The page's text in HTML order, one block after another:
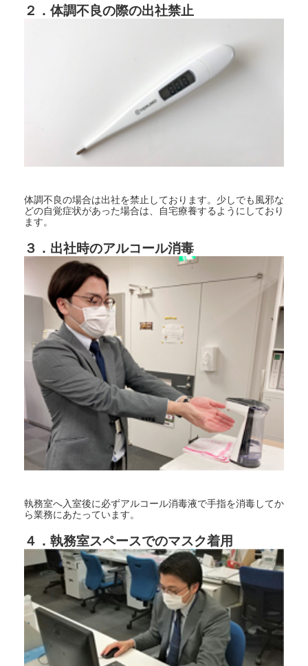
２．体調不良の際の出社禁止
体調不良の場合は出社を禁止しております。少しでも風邪な
どの自覚症状があった場合は、自宅療養するようにしており
ます。
３．出社時のアルコール消毒
執務室へ入室後に必ずアルコール消毒液で手指を消毒してか
ら業務にあたっています。
４．執務室スペースでのマスク着用